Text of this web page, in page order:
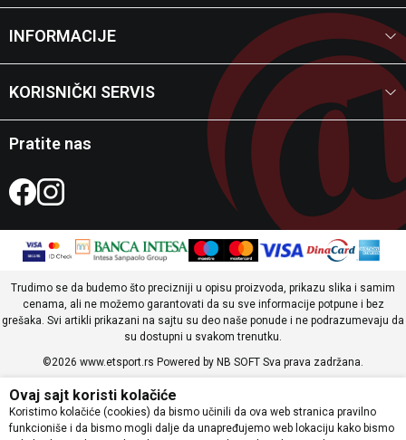
INFORMACIJE
KORISNIČKI SERVIS
Pratite nas
Trudimo se da budemo što precizniji u opisu proizvoda, prikazu slika i samim
cenama, ali ne možemo garantovati da su sve informacije potpune i bez
grešaka. Svi artikli prikazani na sajtu su deo naše ponude i ne podrazumevaju da
su dostupni u svakom trenutku.
©2026 www.etsport.rs Powered by NB SOFT Sva prava zadržana.
Ovaj sajt koristi kolačiće
Koristimo kolačiće (cookies) da bismo učinili da ova web stranica pravilno
funkcioniše i da bismo mogli dalje da unapređujemo web lokaciju kako bismo